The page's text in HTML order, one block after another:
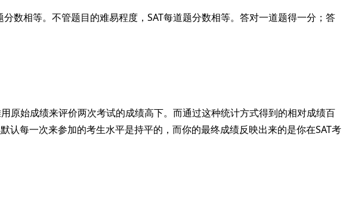
数相等。不管题目的难易程度，SAT每道题分数相等。答对一道题得一分；答
原始成绩来评价两次考试的成绩高下。而通过这种统计方式得到的相对成绩百
每一次来参加的考生水平是持平的，而你的最终成绩反映出来的是你在SAT考